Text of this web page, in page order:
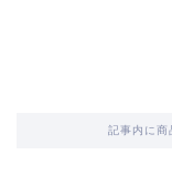
記事内に商